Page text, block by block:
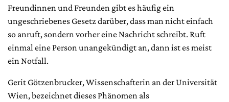
Freundinnen und Freunden gibt es häufig ein
ungeschriebenes Gesetz darüber, dass man nicht einfach
so anruft, sondern vorher eine Nachricht schreibt. Ruft
einmal eine Person unangekündigt an, dann ist es meist
ein Notfall.
Gerit Götzenbrucker, Wissenschafterin an der Universität
Wien, bezeichnet dieses Phänomen als